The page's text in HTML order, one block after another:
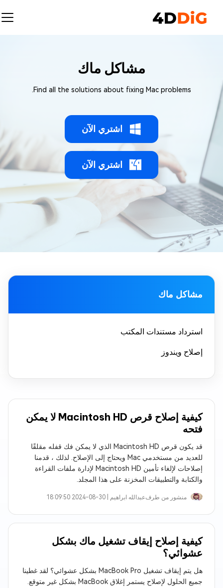
مشاكل ماك
Find all the solutions about fixing Mac problems.
اشتري الآن
اشتري الآن
مشاكل ماك
استرداد مستندات المكتب
إصلاح ويندوز
كيفية إصلاح قرص Macintosh HD لا يمكن
فتحه
قد يكون قرص Macintosh HD الذي لا يمكن فك قفله مقلقًا
للعديد من مستخدمي Mac ويحتاج إلى الإصلاح. لذلك ، قدمنا
إصلاحات لإلغاء تأمين Macintosh HD لإدارة ملفات القراءة
والكتابة والتطبيقات المخزنة على هذا المجلد.
منشور من طرفعبدالله ابراهيم‎ | 2024-08-30 18:09:50
كيفية إصلاح إيقاف تشغيل ماك بشكل
عشوائي؟
هل يتم إيقاف تشغيل MacBook Pro بشكل عشوائي؟ لقد غطينا
جميع الحلول لإصلاح يستمر إغلاق MacBook بشكل غير متوقع.